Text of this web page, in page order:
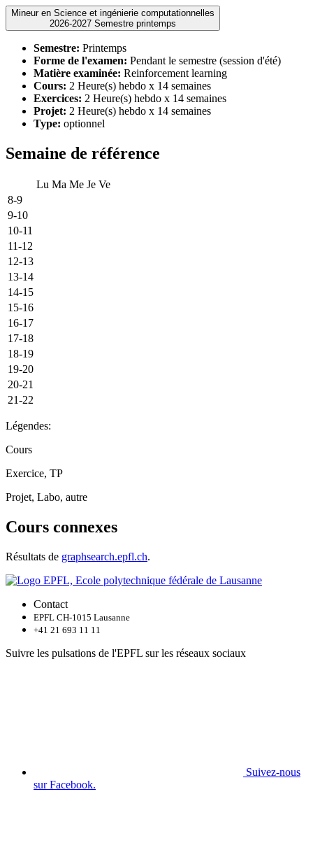
Mineur en Science et ingénierie computationnelles
2026-2027 Semestre printemps
Semestre: Printemps
Forme de l'examen: Pendant le semestre (session d'été)
Matière examinée: Reinforcement learning
Cours: 2 Heure(s) hebdo x 14 semaines
Exercices: 2 Heure(s) hebdo x 14 semaines
Projet: 2 Heure(s) hebdo x 14 semaines
Type: optionnel
Semaine de référence
Lu Ma Me Je Ve
8-9
9-10
10-11
11-12
12-13
13-14
14-15
15-16
16-17
17-18
18-19
19-20
20-21
21-22
Légendes:
Cours
Exercice, TP
Projet, Labo, autre
Cours connexes
Résultats de graphsearch.epfl.ch.
Contact
EPFL CH-1015 Lausanne
+41 21 693 11 11
Suivre les pulsations de l'EPFL sur les réseaux sociaux
Suivez-nous
sur Facebook.